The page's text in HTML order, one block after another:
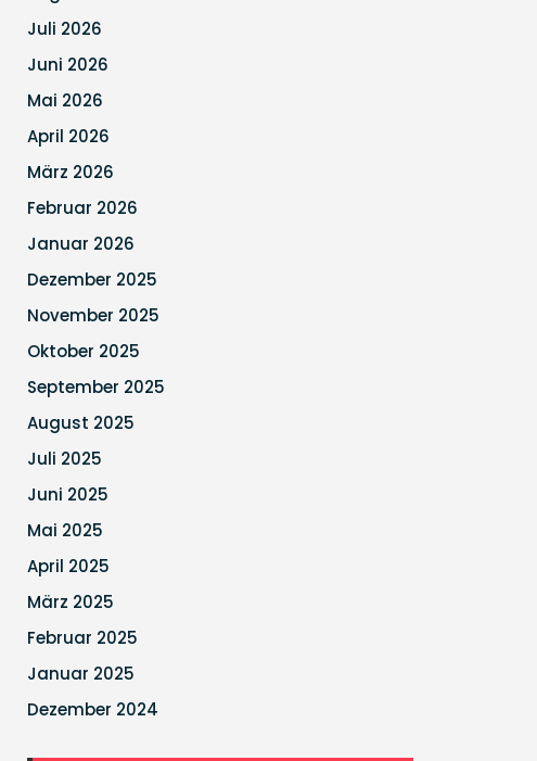
Juli 2026
Juni 2026
Mai 2026
April 2026
März 2026
Februar 2026
Januar 2026
Dezember 2025
November 2025
Oktober 2025
September 2025
August 2025
Juli 2025
Juni 2025
Mai 2025
April 2025
März 2025
Februar 2025
Januar 2025
Dezember 2024